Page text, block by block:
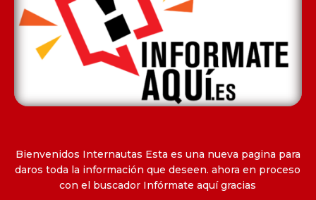
Bienvenidos Internautas Esta es una nueva pagina para
daros toda la información que deseen. ahora en proceso
con el buscador Infórmate aquí gracias